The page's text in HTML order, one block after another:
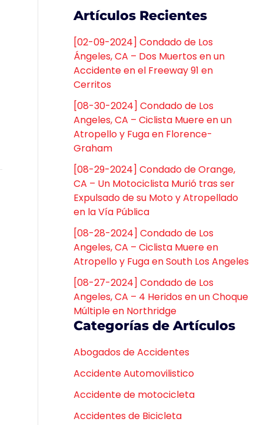
Artículos Recientes
[02-09-2024] Condado de Los
Ángeles, CA – Dos Muertos en un
Accidente en el Freeway 91 en
Cerritos
[08-30-2024] Condado de Los
Angeles, CA – Ciclista Muere en un
Atropello y Fuga en Florence-
Graham
[08-29-2024] Condado de Orange,
CA – Un Motociclista Murió tras ser
Expulsado de su Moto y Atropellado
en la Vía Pública
[08-28-2024] Condado de Los
Angeles, CA – Ciclista Muere en
Atropello y Fuga en South Los Angeles
[08-27-2024] Condado de Los
Angeles, CA – 4 Heridos en un Choque
Múltiple en Northridge
Categorías de Artículos
Abogados de Accidentes
Accidente Automovilistico
Accidente de motocicleta
Accidentes de Bicicleta